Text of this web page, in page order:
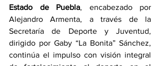
Estado de Puebla, encabezado por
Alejandro Armenta, a través de la
Secretaría de Deporte y Juventud,
dirigido por Gaby “La Bonita” Sánchez,
continúa el impulso con visión integral